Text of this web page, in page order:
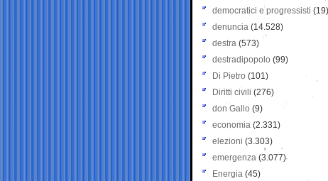
democratici e progressisti (19)
denuncia (14.528)
destra (573)
destradipopolo (99)
Di Pietro (101)
Diritti civili (276)
don Gallo (9)
economia (2.331)
elezioni (3.303)
emergenza (3.077)
Energia (45)